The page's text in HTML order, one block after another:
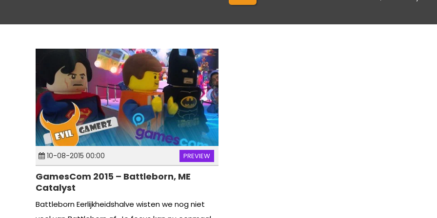
10-08-2015 00:00 PREVIEW
GamesCom 2015 – Battleborn, ME
Catalyst
Battleborn Eerlijkheidshalve wisten we nog niet